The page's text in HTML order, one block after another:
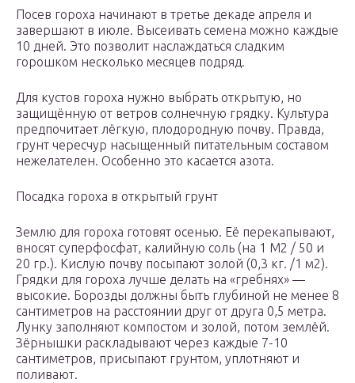
Посев гороха начинают в третье декаде апреля и
завершают в июле. Высеивать семена можно каждые
10 дней. Это позволит наслаждаться сладким
горошком несколько месяцев подряд.
Для кустов гороха нужно выбрать открытую, но
защищённую от ветров солнечную грядку. Культура
предпочитает лёгкую, плодородную почву. Правда,
грунт чересчур насыщенный питательным составом
нежелателен. Особенно это касается азота.
Посадка гороха в открытый грунт
Землю для гороха готовят осенью. Её перекапывают,
вносят суперфосфат, калийную соль (на 1 М2 / 50 и
20 гр.). Кислую почву посыпают золой (0,3 кг. /1 м2).
Грядки для гороха лучше делать на «гребнях» —
высокие. Борозды должны быть глубиной не менее 8
сантиметров на расстоянии друг от друга 0,5 метра.
Лунку заполняют компостом и золой, потом землёй.
Зёрнышки раскладывают через каждые 7-10
сантиметров, присыпают грунтом, уплотняют и
поливают.